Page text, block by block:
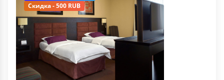
Скидка - 500 RUB